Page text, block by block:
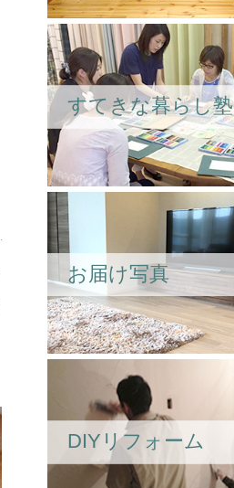
すてきな暮らし塾
お届け写真
DIYリフォーム